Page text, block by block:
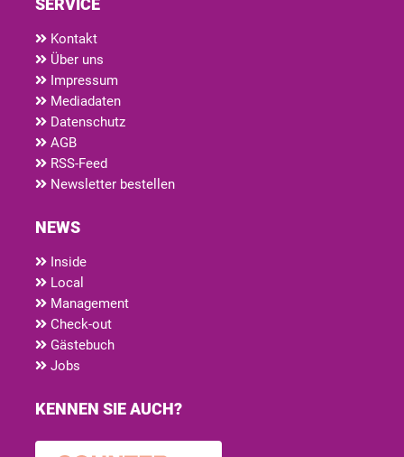
SERVICE
Kontakt
Über uns
Impressum
Mediadaten
Datenschutz
AGB
RSS-Feed
Newsletter bestellen
NEWS
Inside
Local
Management
Check-out
Gästebuch
Jobs
KENNEN SIE AUCH?